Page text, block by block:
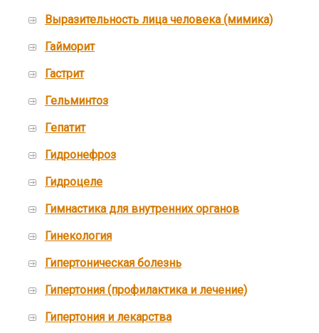
Выразительность лица человека (мимика)
Гайморит
Гастрит
Гельминтоз
Гепатит
Гидронефроз
Гидроцеле
Гимнастика для внутренних органов
Гинекология
Гипертоническая болезнь
Гипертония (профилактика и лечение)
Гипертония и лекарства